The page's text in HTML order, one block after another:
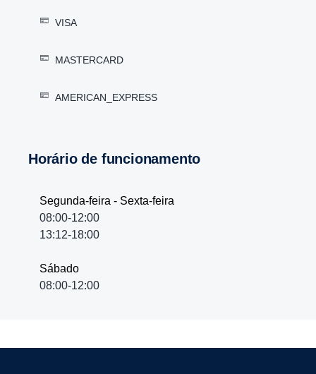
VISA
MASTERCARD
AMERICAN_EXPRESS
Horário de funcionamento
Segunda-feira - Sexta-feira
08:00-12:00
13:12-18:00
Sábado
08:00-12:00